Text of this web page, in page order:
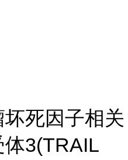
死因子相关
3(TRAIL